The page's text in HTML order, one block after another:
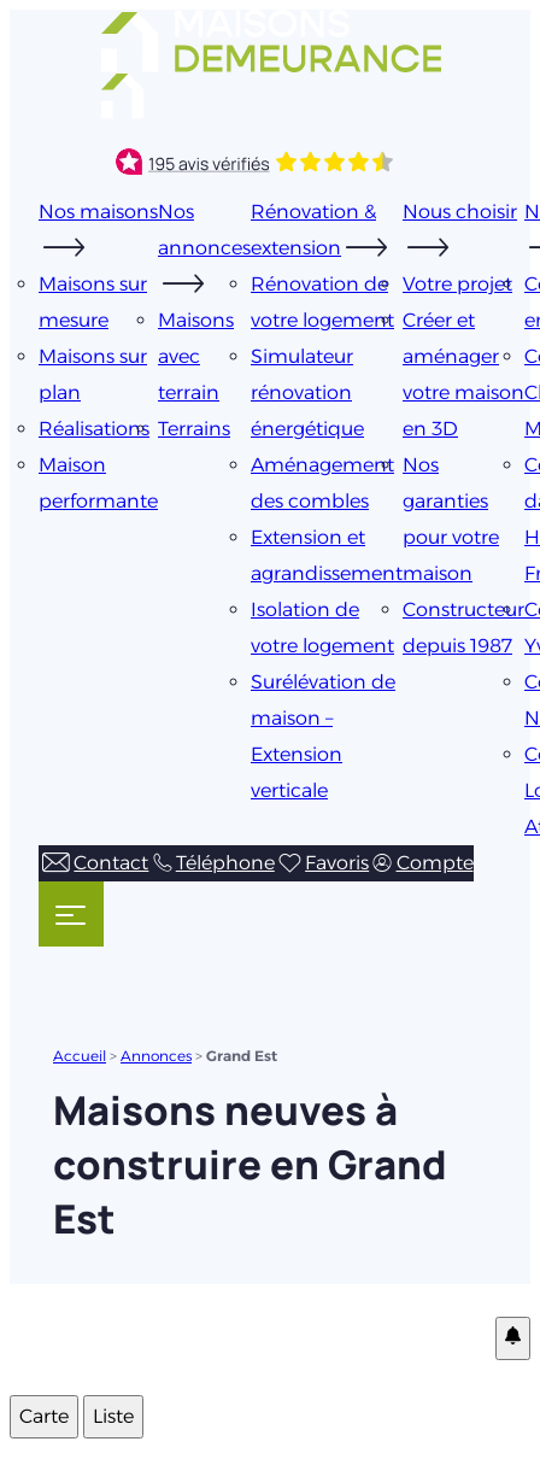
Nos maisons
Maisons sur
mesure
Maisons sur
plan
Réalisations
Maison
performante
Nos
annonces
Maisons
avec
terrain
Terrains
Rénovation &
extension
Rénovation de
votre logement
Simulateur
rénovation
énergétique
Aménagement
des combles
Extension et
agrandissement
Isolation de
votre logement
Surélévation de
maison –
Extension
verticale
Nous choisir
Votre projet
Créer et
aménager
votre maison
en 3D
Nos
garanties
pour votre
maison
Constructeur
depuis 1987
Contact
Téléphone Favoris Compte
Accueil > Annonces > Grand Est
Maisons neuves à
construire en Grand
Est
Carte Liste